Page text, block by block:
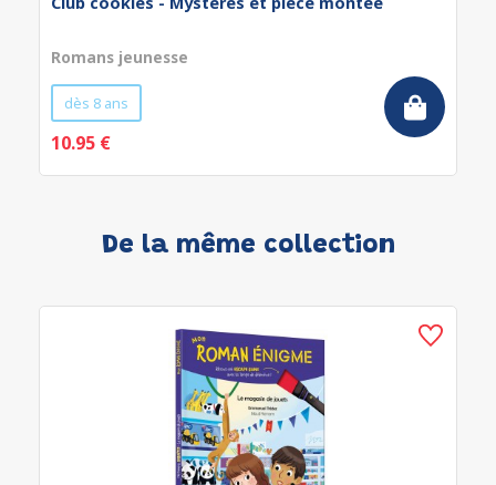
Romans jeunesse
dès 8 ans
10.95 €
De la même collection